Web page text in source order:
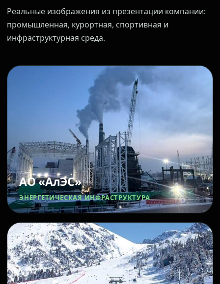
Реальные изображения из презентации компании:
промышленная, курортная, спортивная и
инфраструктурная среда.
АО «АлЭС»
ЭНЕРГЕТИЧЕСКАЯ ИНФРАСТРУКТУРА